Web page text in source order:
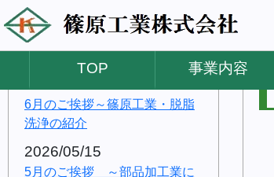
TOP 事業内容
2026/07/17
２０２６年 夏季休業のご案内
6月のご挨拶～篠原工業・脱脂
洗浄の紹介
2026/05/15
5月のご挨拶 ～部品加工業に